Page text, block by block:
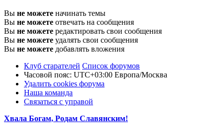
Вы не можете начинать темы
Вы не можете отвечать на сообщения
Вы не можете редактировать свои сообщения
Вы не можете удалять свои сообщения
Вы не можете добавлять вложения
Клуб старателей Список форумов
Часовой пояс: UTC+03:00 Европа/Москва
Удалить cookies форума
Наша команда
Связаться с управой
Хвала Богам, Родам Славянским!